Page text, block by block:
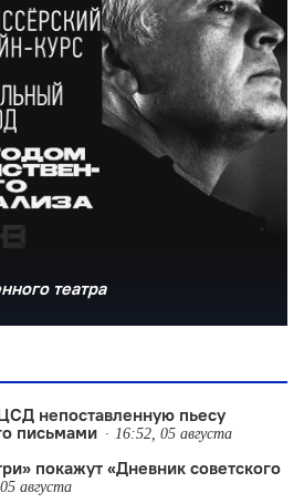
театра
непоставленную пьесу
письмами
16:52, 05 августа
покажут «Дневник советского
августа